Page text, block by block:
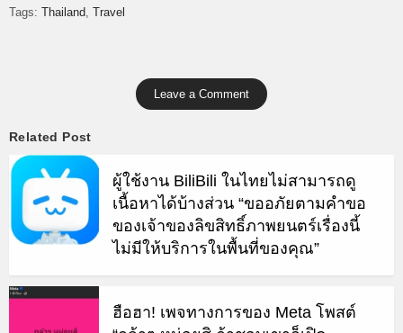
Tags: Thailand Travel
Leave a Comment
Related Post
ผู้ใช้งาน BiliBili ในไทยไม่สามารถดู
เนื้อหาได้บ้างส่วน “ขออภัยตามคำขอ
ของเจ้าของลิขสิทธิ์ภาพยนตร์เรื่องนี้
ไม่มีให้บริการในพื้นที่ของคุณ”
ฮือฮา! เพจทางการของ Meta โพสต์